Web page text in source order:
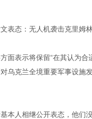
表态：无人机袭击克里姆
面表示将保留“在其认为
乌克兰全境重要军事设施
本人相继公开表态，他们